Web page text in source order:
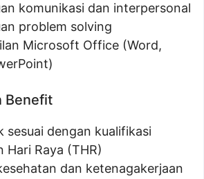
komunikasi dan interpersonal
problem solving
Microsoft Office (Word,
Benefit
sesuai dengan kualifikasi
Hari Raya (THR)
dan ketenagakerjaan